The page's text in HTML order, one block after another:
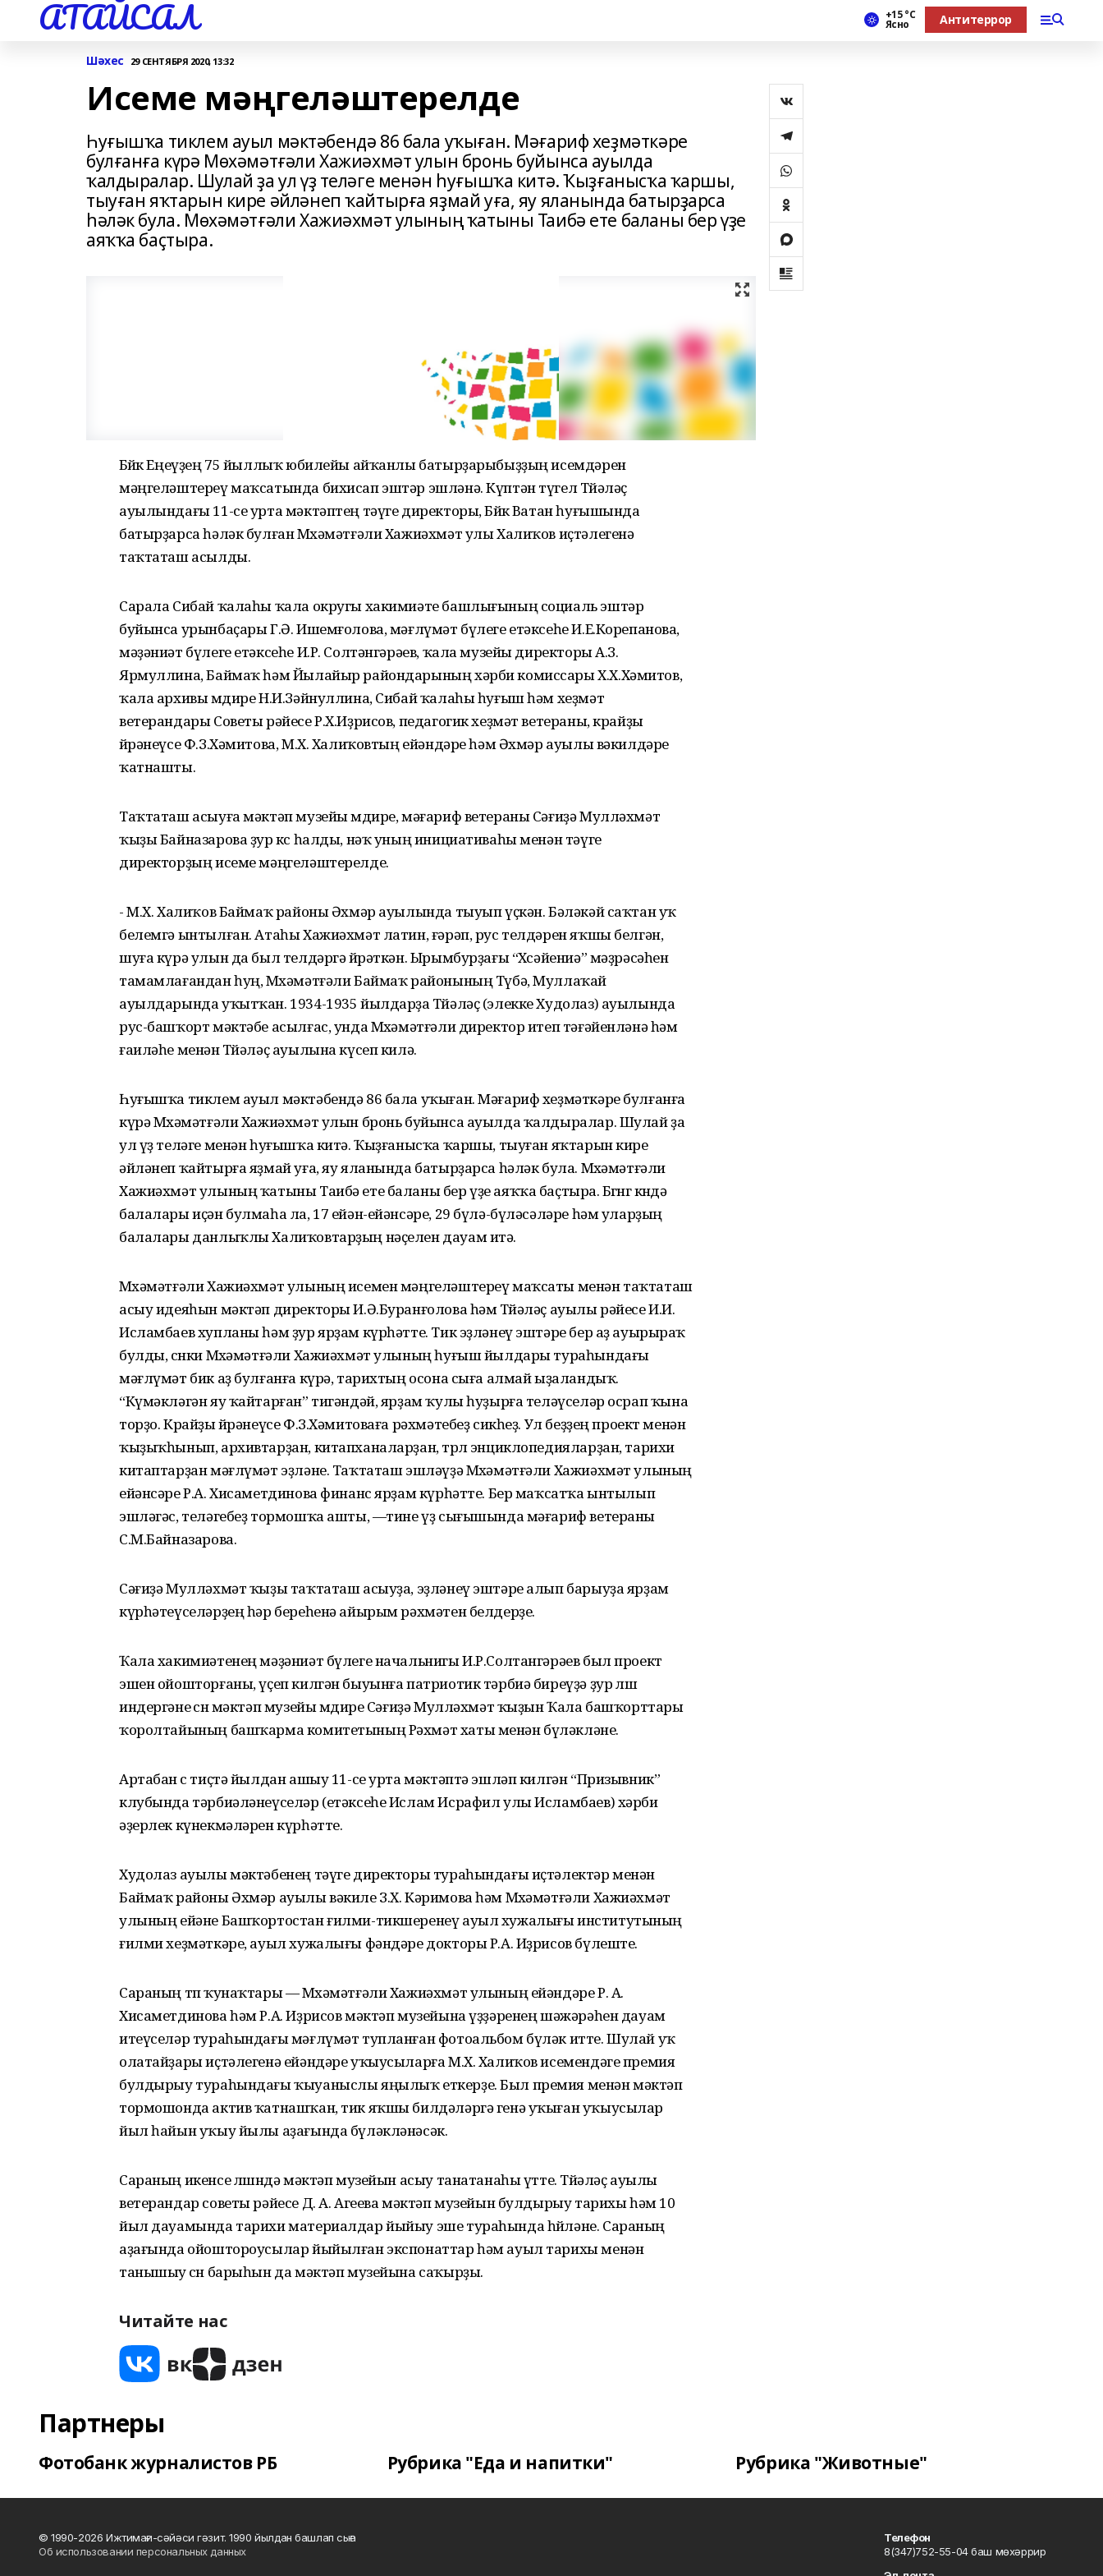
АТАЙСАЛ +15 °С
Ясно Антитеррор
Шәхес 29 СЕНТЯБРЯ 2020, 13:32
Исеме мәңгеләштерелде
Һуғышҡа тиклем ауыл мәктәбендә 86 бала уҡыған. Мәғариф хеҙмәткәре
булғанға күрә Мөхәмәтғәли Хажиәхмәт улын бронь буйынса ауылда
ҡалдыралар. Шулай ҙа ул үҙ теләге менән һуғышҡа китә. Ҡыҙғанысҡа ҡаршы,
тыуған яҡтарын кире әйләнеп ҡайтырға яҙмай уға, яу яланында батырҙарса
һәләк була. Мөхәмәтғәли Хажиәхмәт улының ҡатыны Таибә ете баланы бер үҙе
аяҡҡа баҫтыра.
Бөйөк Еңеүҙең 75 йыллыҡ юбилейы айҡанлы батырҙарыбыҙҙың исемдәрен
мәңгеләштереү маҡсатында бихисап эштәр эшләнә. Күптән түгел Төйәләҫ
ауылындағы 11-се урта мәктәптең тәүге директоры, Бөйөк Ватан һуғышында
батырҙарса һәләк булған Мөхәмәтғәли Хажиәхмәт улы Халиҡов иҫтәлегенә
таҡтаташ асылды.
Сарала Сибай ҡалаһы ҡала округы хакимиәте башлығының социаль эштәр
буйынса урынбаҫары Г.Ә. Ишемғолова, мәғлүмәт бүлеге етәксеһе И.Е.Корепанова,
мәҙәниәт бүлеге етәксеһе И.Р. Солтәнгәрәев, ҡала музейы директоры А.З.
Ярмуллина, Баймаҡ һәм Йылайыр райондарының хәрби комиссары Х.Х.Хәмитов,
ҡала архивы мөдире Н.И.Зәйнуллина, Сибай ҡалаһы һуғыш һәм хеҙмәт
ветерандары Советы рәйесе Р.Х.Иҙрисов, педагогик хеҙмәт ветераны, крайҙы
өйрәнеүсе Ф.З.Хәмитова, М.Х. Халиҡовтың ейәндәре һәм Әхмәр ауылы вәкилдәре
ҡатнашты.
Таҡтаташ асыуға мәктәп музейы мөдире, мәғариф ветераны Сәғиҙә Мулләхмәт
ҡыҙы Байназарова ҙур көс һалды, нәҡ уның инициативаһы менән тәүге
директорҙың исеме мәңгеләштерелде.
- М.Х. Халиҡов Баймаҡ районы Әхмәр ауылында тыуып үҫкән. Бәләкәй саҡтан уҡ
белемгә ынтылған. Атаһы Хажиәхмәт латин, ғәрәп, рус телдәрен яҡшы белгән,
шуға күрә улын да был телдәргә өйрәткән. Ырымбурҙағы “Хөсәйениә” мәҙрәсәһен
тамамлағандан һуң, Мөхәмәтғәли Баймаҡ районының Түбә, Муллаҡай
ауылдарында уҡытҡан. 1934-1935 йылдарҙа Төйәләҫ (элекке Худолаз) ауылында
рус-башҡорт мәктәбе асылғас, унда Мөхәмәтғәли директор итеп тәғәйенләнә һәм
ғаиләһе менән Төйәләҫ ауылына күсеп килә.
Һуғышҡа тиклем ауыл мәктәбендә 86 бала уҡыған. Мәғариф хеҙмәткәре булғанға
күрә Мөхәмәтғәли Хажиәхмәт улын бронь буйынса ауылда ҡалдыралар. Шулай ҙа
ул үҙ теләге менән һуғышҡа китә. Ҡыҙғанысҡа ҡаршы, тыуған яҡтарын кире
әйләнеп ҡайтырға яҙмай уға, яу яланында батырҙарса һәләк була. Мөхәмәтғәли
Хажиәхмәт улының ҡатыны Таибә ете баланы бер үҙе аяҡҡа баҫтыра. Бөгөнгө көндә
балалары иҫән булмаһа ла, 17 ейән-ейәнсәре, 29 бүлә-бүләсәләре һәм уларҙың
балалары данлыҡлы Халиҡовтарҙың нәҫелен дауам итә.
Мөхәмәтғәли Хажиәхмәт улының исемен мәңгеләштереү маҡсаты менән таҡтаташ
асыу идеяһын мәктәп директоры И.Ә.Буранғолова һәм Төйәләҫ ауылы рәйесе И.И.
Исламбаев хупланы һәм ҙур ярҙам күрһәтте. Тик эҙләнеү эштәре бер аҙ ауырыраҡ
булды, сөнки Мөхәмәтғәли Хажиәхмәт улының һуғыш йылдары тураһындағы
мәғлүмәт бик аҙ булғанға күрә, тарихтың осона сыға алмай ыҙаландыҡ.
“Күмәкләгән яу ҡайтарған” тигәндәй, ярҙам ҡулы һуҙырға теләүселәр осрап ҡына
торҙо. Крайҙы өйрәнеүсе Ф.З.Хәмитоваға рәхмәтебеҙ сикһеҙ. Ул беҙҙең проект менән
ҡыҙыҡһынып, архивтарҙан, китапханаларҙан, төрлө энциклопедияларҙан, тарихи
китаптарҙан мәғлүмәт эҙләне. Таҡтаташ эшләүҙә Мөхәмәтғәли Хажиәхмәт улының
ейәнсәре Р.А. Хисаметдинова финанс ярҙам күрһәтте. Бер маҡсатҡа ынтылып
эшләгәс, теләгебеҙ тормошҡа ашты, —тине үҙ сығышында мәғариф ветераны
С.М.Байназарова.
Сәғиҙә Мулләхмәт ҡыҙы таҡтаташ асыуҙа, эҙләнеү эштәре алып барыуҙа ярҙам
күрһәтеүселәрҙең һәр береһенә айырым рәхмәтен белдерҙе.
Ҡала хакимиәтенең мәҙәниәт бүлеге начальнигы И.Р.Солтангәрәев был проект
эшен ойошторғаны, үҫеп килгән быуынға патриотик тәрбиә биреүҙә ҙур өлөш
индергәне өсөн мәктәп музейы мөдире Сәғиҙә Мулләхмәт ҡыҙын Ҡала башҡорттары
ҡоролтайының башҡарма комитетының Рәхмәт хаты менән бүләкләне.
Артабан өс тиҫтә йылдан ашыу 11-се урта мәктәптә эшләп килгән “Призывник”
клубында тәрбиәләнеүселәр (етәксеһе Ислам Исрафил улы Исламбаев) хәрби
әҙерлек күнекмәләрен күрһәтте.
Худолаз ауылы мәктәбенең тәүге директоры тураһындағы иҫтәлектәр менән
Баймаҡ районы Әхмәр ауылы вәкиле З.Х. Кәримова һәм Мөхәмәтғәли Хажиәхмәт
улының ейәне Башҡортостан ғилми-тикшеренеү ауыл хужалығы институтының
ғилми хеҙмәткәре, ауыл хужалығы фәндәре докторы Р.А. Иҙрисов бүлеште.
Сараның төп ҡунаҡтары — Мөхәмәтғәли Хажиәхмәт улының ейәндәре Р. А.
Хисаметдинова һәм Р.А. Иҙрисов мәктәп музейына үҙҙәренең шәжәрәһен дауам
итеүселәр тураһындағы мәғлүмәт тупланған фотоальбом бүләк итте. Шулай уҡ
олатайҙары иҫтәлегенә ейәндәре уҡыусыларға М.Х. Халиҡов исемендәге премия
булдырыу тураһындағы ҡыуаныслы яңылыҡ еткерҙе. Был премия менән мәктәп
тормошонда актив ҡатнашҡан, тик яҡшы билдәләргә генә уҡыған уҡыусылар
йыл һайын уҡыу йылы аҙағында бүләкләнәсәк.
Сараның икенсе өлөшөндә мәктәп музейын асыу танатанаһы үтте. Төйәләҫ ауылы
ветерандар советы рәйесе Д. А. Агеева мәктәп музейын булдырыу тарихы һәм 10
йыл дауамында тарихи материалдар йыйыу эше тураһында һөйләне. Сараның
аҙағында ойоштороусылар йыйылған экспонаттар һәм ауыл тарихы менән
танышыу өсөн барыһын да мәктәп музейына саҡырҙы.
Читайте нас
Партнеры
Фотобанк журналистов РБ Рубрика "Еда и напитки" Рубрика "Животные"
© 1990-2026 Ижтимағи-сәйәси гәзит. 1990 йылдан башлап сыға
Об использовании персональных данных
Телефон
8(347)752-55-04 баш мөхәррир